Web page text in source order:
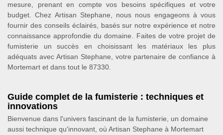
mesure, prenant en compte vos besoins spécifiques et votre
budget. Chez Artisan Stephane, nous nous engageons à vous
fournir des conseils éclairés, basés sur notre expérience et notre
connaissance approfondie du domaine. Faites de votre projet de
fumisterie un succès en choisissant les matériaux les plus
adéquats avec Artisan Stephane, votre partenaire de confiance à
Mortemart et dans tout le 87330.
Guide complet de la fumisterie : techniques et
innovations
Bienvenue dans l'univers fascinant de la fumisterie, un domaine
aussi technique qu'innovant, où Artisan Stephane à Mortemart